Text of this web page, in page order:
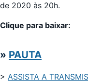
de 2020 às 20h.
Clique para baixar:
» PAUTA
> ASSISTA A